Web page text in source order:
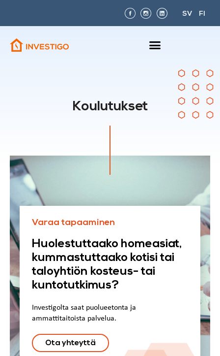
SV FI
Koulutukset
Varaa tapaaminen
Huolestuttaako homeasiat,
kummastuttaako kotisi tai
taloyhtiön kosteus- tai
kuntotutkimus?
Investigolta saat puolueetonta ja
ammattitaitoista palvelua.
Ota yhteyttä